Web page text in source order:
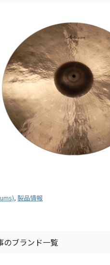
, 製品情報
のブランド一覧